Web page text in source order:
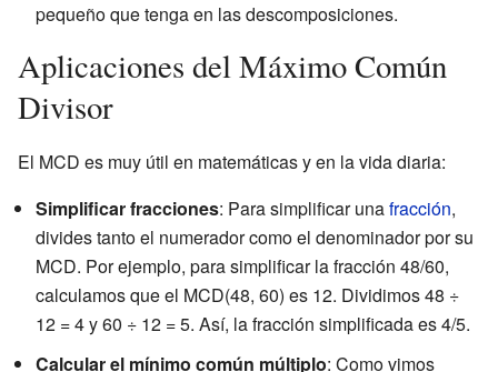
pequeño que tenga en las descomposiciones.
Aplicaciones del Máximo Común
Divisor
El MCD es muy útil en matemáticas y en la vida diaria:
Simplificar fracciones: Para simplificar unafracción,
divides tanto el numerador como el denominador por su
MCD. Por ejemplo, para simplificar la fracción 48/60,
calculamos que el MCD(48, 60) es 12. Dividimos 48 ÷
12 = 4 y 60 ÷ 12 = 5. Así, la fracción simplificada es 4/5.
Calcular el mínimo común múltiplo: Como vimos